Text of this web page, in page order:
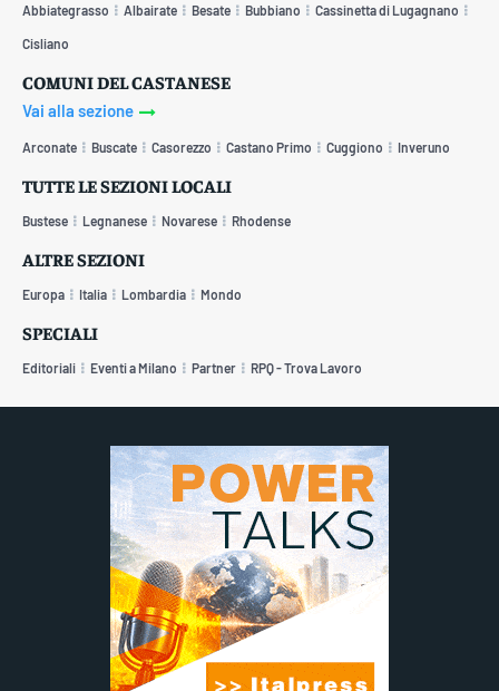
Abbiategrasso Albairate Besate Bubbiano Cassinetta di Lugagnano
Cisliano
COMUNI DEL CASTANESE
Vai alla sezione
Arconate Buscate Casorezzo Castano Primo Cuggiono Inveruno
TUTTE LE SEZIONI LOCALI
Bustese Legnanese Novarese Rhodense
ALTRE SEZIONI
Europa Italia Lombardia Mondo
SPECIALI
Editoriali Eventi a Milano Partner RPQ - Trova Lavoro